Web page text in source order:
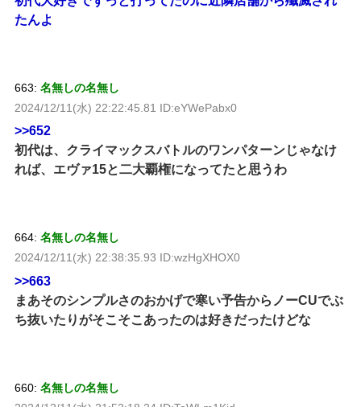
たんよ
663: 名無しの名無し
2024/12/11(水) 22:22:45.81 ID:eYWePabx0
>>652
初代は、クライマックスバトルのワンパターンじゃなけ
れば、エヴァ15と二大覇権になってたと思うわ
664: 名無しの名無し
2024/12/11(水) 22:38:35.93 ID:wzHgXHOX0
>>663
まあそのシンプルさのおかげで寒い予告からノーCUでぶ
ち抜いたりがそこそこあったのは好きだったけどな
660: 名無しの名無し